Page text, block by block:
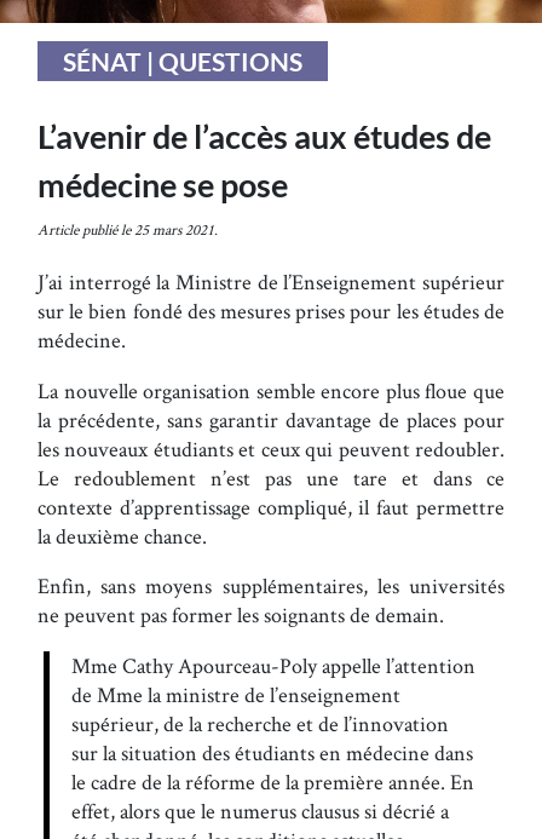
SÉNAT | QUESTIONS
L’avenir de l’accès aux études de
médecine se pose
Article publié le 25 mars 2021.
J’ai interrogé la Ministre de l’Enseignement supérieur
sur le bien fondé des mesures prises pour les études de
médecine.
La nouvelle organisation semble encore plus floue que
la précédente, sans garantir davantage de places pour
les nouveaux étudiants et ceux qui peuvent redoubler.
Le redoublement n’est pas une tare et dans ce
contexte d’apprentissage compliqué, il faut permettre
la deuxième chance.
Enfin, sans moyens supplémentaires, les universités
ne peuvent pas former les soignants de demain.
Mme Cathy Apourceau-Poly appelle l’attention
de Mme la ministre de l’enseignement
supérieur, de la recherche et de l’innovation
sur la situation des étudiants en médecine dans
le cadre de la réforme de la première année. En
effet, alors que le numerus clausus si décrié a